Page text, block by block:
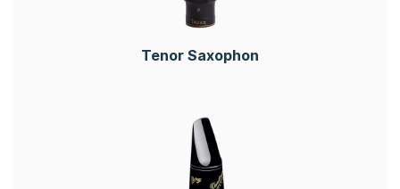
Tenor Saxophon